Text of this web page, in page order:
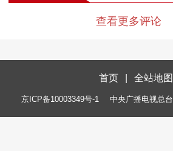
查看更多评论
首页 全站地图
京ICP备10003349号-1 中央广播电视总台